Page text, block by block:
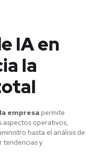
IA en
la
empresa permite
aspectos operativos,
hasta el análisis de
tendencias y